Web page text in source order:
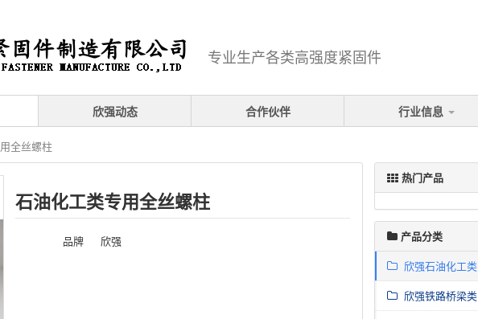
专业生产各类高强度紧固件
欣强动态 合作伙伴 行业信息
全丝螺柱
石油化工类专用全丝螺柱
品牌 欣强
热门产品
产品分类
欣强石油化工类
欣强铁路桥梁类